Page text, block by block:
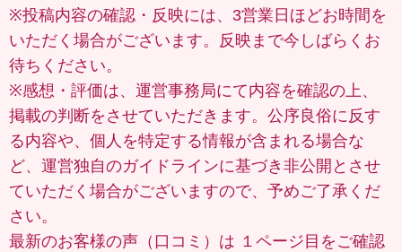
※投稿内容の確認・反映には、3営業日ほどお時間を
いただく場合がございます。反映まで今しばらくお
待ちください。
※感想・評価は、運営事務局にて内容を確認の上、
掲載の判断をさせていただきます。公序良俗に反す
る内容や、個人を特定する情報が含まれる場合な
ど、運営独自のガイドラインに基づき非公開とさせ
ていただく場合がございますので、予めご了承くだ
さい。
最新のお客様の声（口コミ）は １ページ目 をご確認